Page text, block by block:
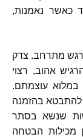
כאשר נאמנות,
מתרחב. צדק
אהוב, רצוי
במלוא עוצמתם.
להתבטא בהזמנה
שנשא בסתר
מכילות הבטחה